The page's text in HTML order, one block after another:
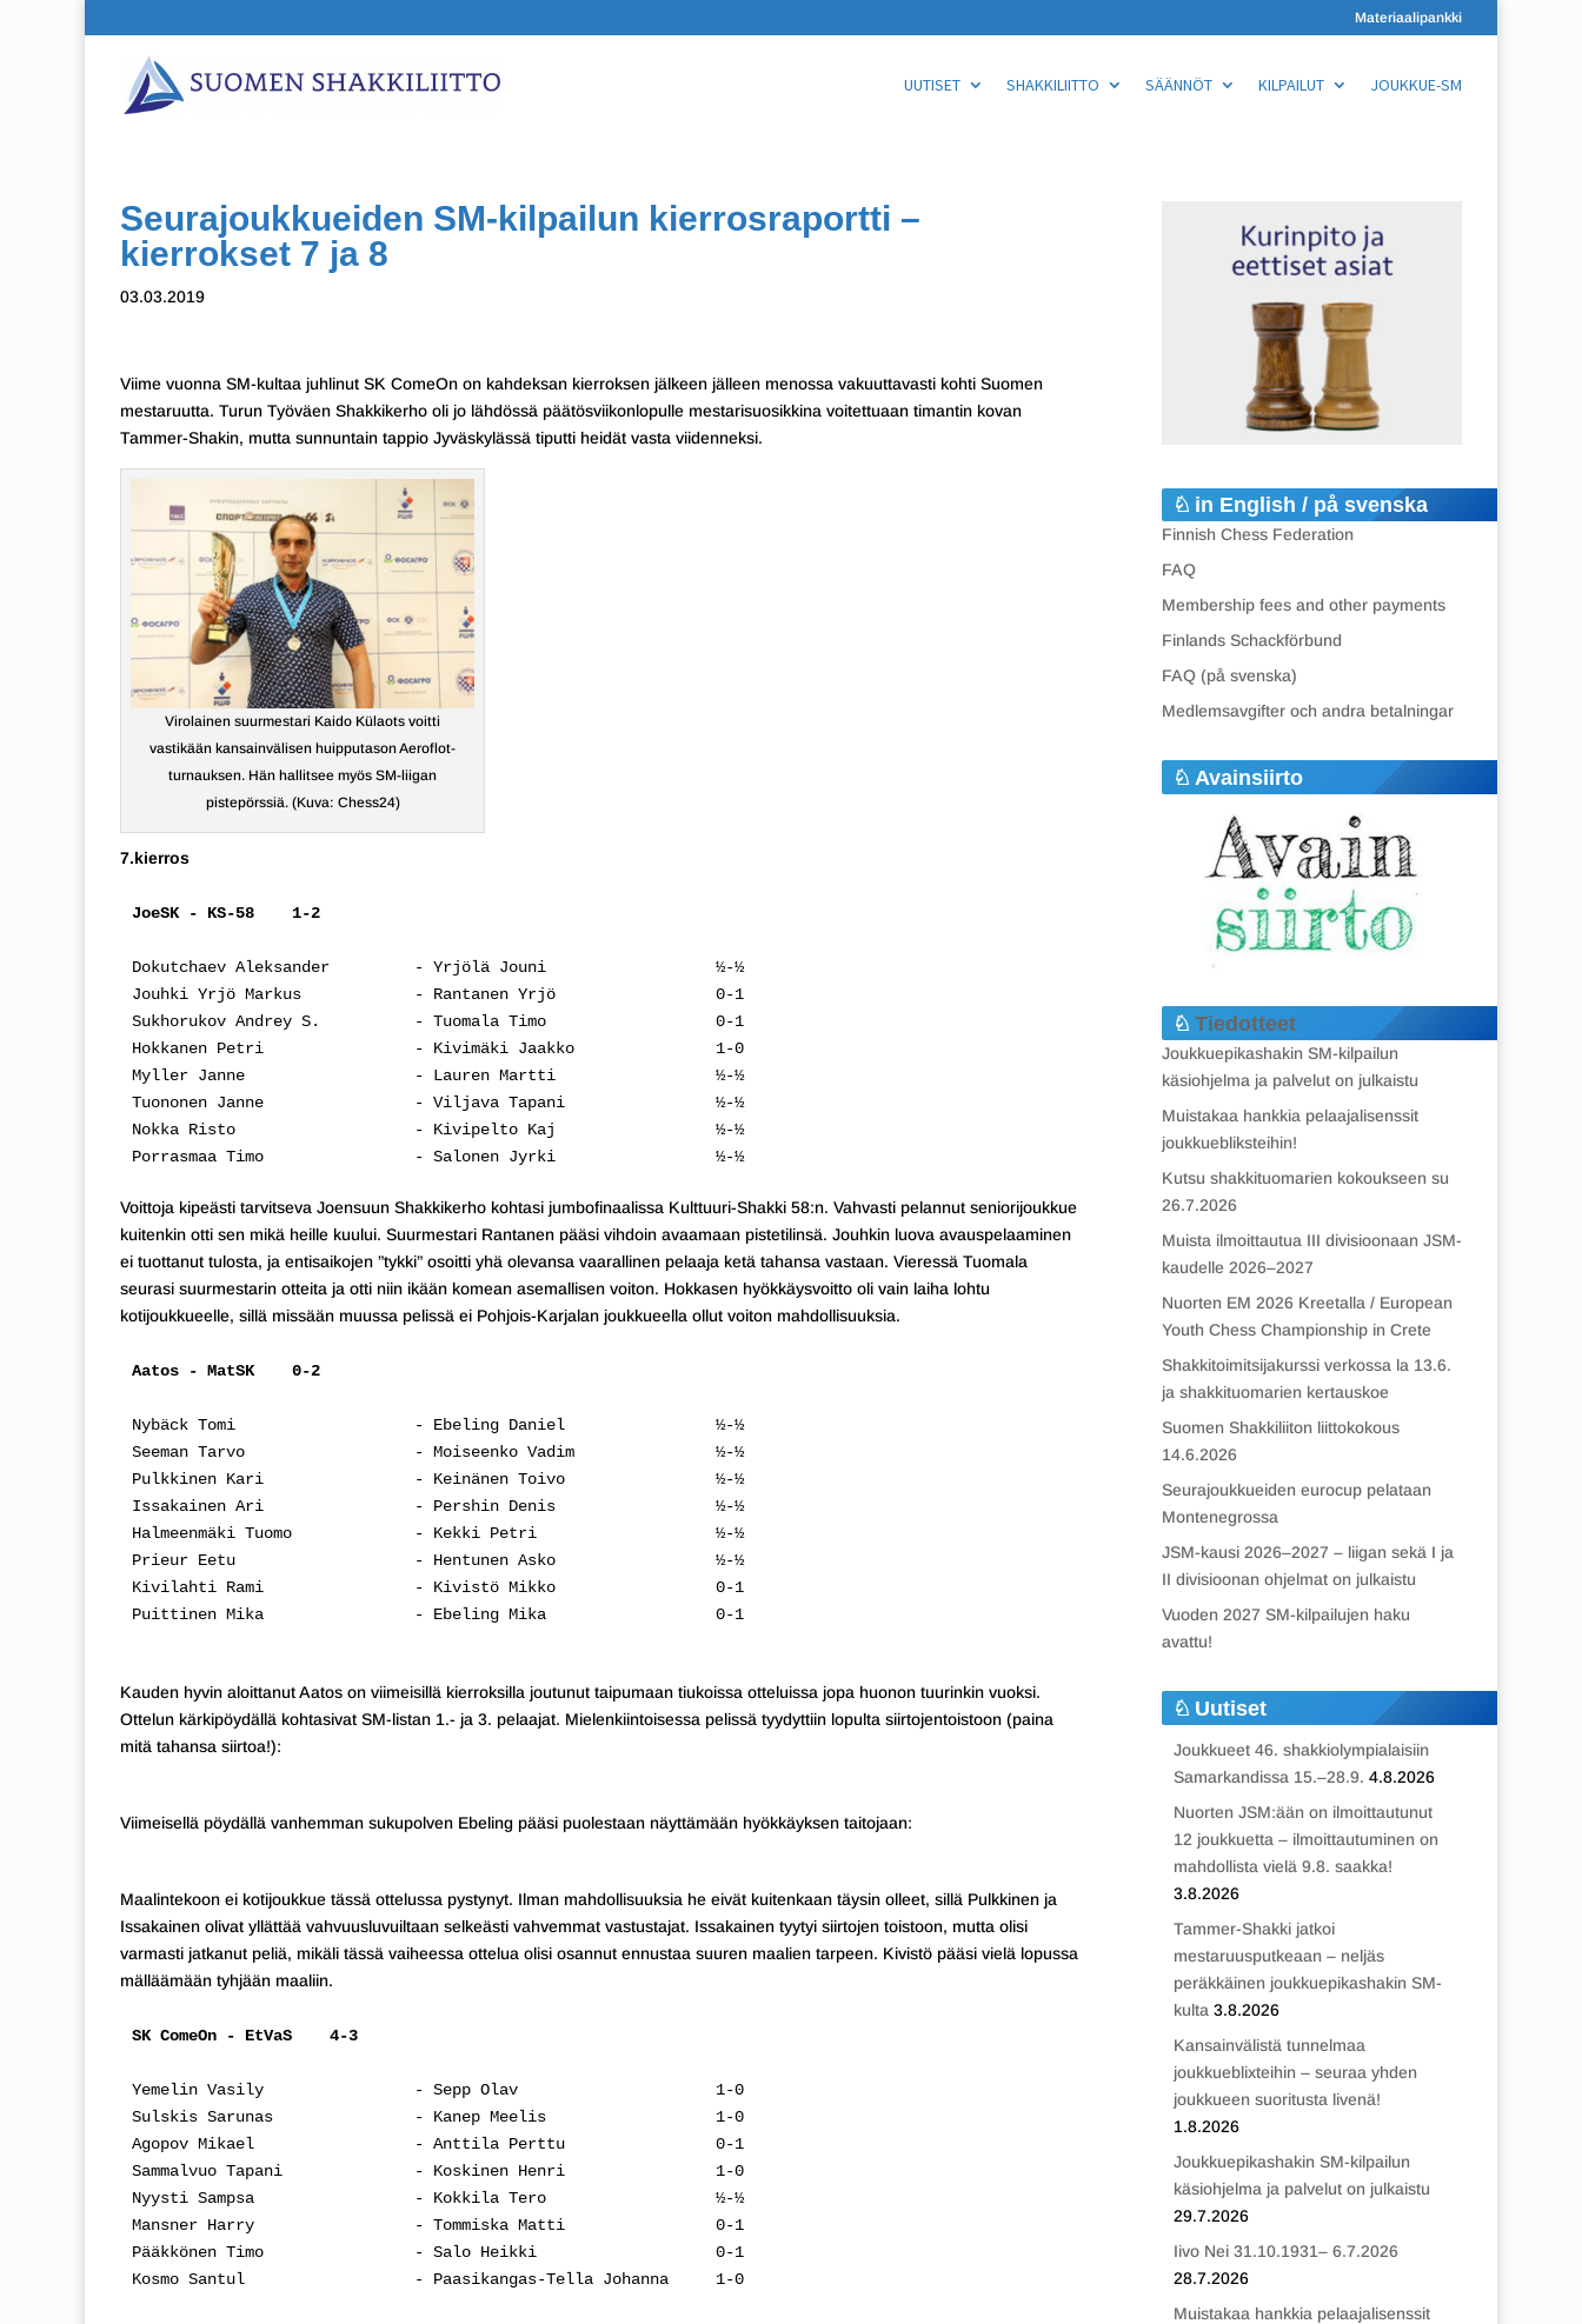
Materiaalipankki
UUTISET SHAKKILIITTO SÄÄNNÖT KILPAILUT JOUKKUE-SM
Seurajoukkueiden SM-kilpailun kierrosraportti –
kierrokset 7 ja 8
03.03.2019
Viime vuonna SM-kultaa juhlinut SK ComeOn on kahdeksan kierroksen jälkeen jälleen menossa vakuuttavasti kohti Suomen
mestaruutta. Turun Työväen Shakkikerho oli jo lähdössä päätösviikonlopulle mestarisuosikkina voitettuaan timantin kovan
Tammer-Shakin, mutta sunnuntain tappio Jyväskylässä tiputti heidät vasta viidenneksi.
Virolainen suurmestari Kaido Külaots voitti
vastikään kansainvälisen huipputason Aeroflot-
turnauksen. Hän hallitsee myös SM-liigan
pistepörssiä. (Kuva: Chess24)
7.kierros
JoeSK - KS-58    1-2
Dokutchaev Aleksander         - Yrjölä Jouni                  ½-½
Jouhki Yrjö Markus            - Rantanen Yrjö                 0-1
Sukhorukov Andrey S.          - Tuomala Timo                  0-1
Hokkanen Petri                - Kivimäki Jaakko               1-0
Myller Janne                  - Lauren Martti                 ½-½
Tuononen Janne                - Viljava Tapani                ½-½
Nokka Risto                   - Kivipelto Kaj                 ½-½
Porrasmaa Timo                - Salonen Jyrki                 ½-½
Voittoja kipeästi tarvitseva Joensuun Shakkikerho kohtasi jumbofinaalissa Kulttuuri-Shakki 58:n. Vahvasti pelannut seniorijoukkue
kuitenkin otti sen mikä heille kuului. Suurmestari Rantanen pääsi vihdoin avaamaan pistetilinsä. Jouhkin luova avauspelaaminen
ei tuottanut tulosta, ja entisaikojen ”tykki” osoitti yhä olevansa vaarallinen pelaaja ketä tahansa vastaan. Vieressä Tuomala
seurasi suurmestarin otteita ja otti niin ikään komean asemallisen voiton. Hokkasen hyökkäysvoitto oli vain laiha lohtu
kotijoukkueelle, sillä missään muussa pelissä ei Pohjois-Karjalan joukkueella ollut voiton mahdollisuuksia.
Aatos - MatSK    0-2
Nybäck Tomi                   - Ebeling Daniel                ½-½
Seeman Tarvo                  - Moiseenko Vadim               ½-½
Pulkkinen Kari                - Keinänen Toivo                ½-½
Issakainen Ari                - Pershin Denis                 ½-½
Halmeenmäki Tuomo             - Kekki Petri                   ½-½
Prieur Eetu                   - Hentunen Asko                 ½-½
Kivilahti Rami                - Kivistö Mikko                 0-1
Puittinen Mika                - Ebeling Mika                  0-1
Kauden hyvin aloittanut Aatos on viimeisillä kierroksilla joutunut taipumaan tiukoissa otteluissa jopa huonon tuurinkin vuoksi.
Ottelun kärkipöydällä kohtasivat SM-listan 1.- ja 3. pelaajat. Mielenkiintoisessa pelissä tyydyttiin lopulta siirtojentoistoon (paina
mitä tahansa siirtoa!):
Viimeisellä pöydällä vanhemman sukupolven Ebeling pääsi puolestaan näyttämään hyökkäyksen taitojaan:
Maalintekoon ei kotijoukkue tässä ottelussa pystynyt. Ilman mahdollisuuksia he eivät kuitenkaan täysin olleet, sillä Pulkkinen ja
Issakainen olivat yllättää vahvuusluvuiltaan selkeästi vahvemmat vastustajat. Issakainen tyytyi siirtojen toistoon, mutta olisi
varmasti jatkanut peliä, mikäli tässä vaiheessa ottelua olisi osannut ennustaa suuren maalien tarpeen. Kivistö pääsi vielä lopussa
mälläämään tyhjään maaliin.
SK ComeOn - EtVaS    4-3
Yemelin Vasily                - Sepp Olav                     1-0
Sulskis Sarunas               - Kanep Meelis                  1-0
Agopov Mikael                 - Anttila Perttu                0-1
Sammalvuo Tapani              - Koskinen Henri                1-0
Nyysti Sampsa                 - Kokkila Tero                  ½-½
Mansner Harry                 - Tommiska Matti                0-1
Pääkkönen Timo                - Salo Heikki                   0-1
Kosmo Santul                  - Paasikangas-Tella Johanna     1-0
in English / på svenska
Finnish Chess Federation
FAQ
Membership fees and other payments
Finlands Schackförbund
FAQ (på svenska)
Medlemsavgifter och andra betalningar
Avainsiirto
Tiedotteet
Joukkuepikashakin SM-kilpailun
käsiohjelma ja palvelut on julkaistu
Muistakaa hankkia pelaajalisenssit
joukkuebliksteihin!
Kutsu shakkituomarien kokoukseen su
26.7.2026
Muista ilmoittautua III divisioonaan JSM-
kaudelle 2026–2027
Nuorten EM 2026 Kreetalla / European
Youth Chess Championship in Crete
Shakkitoimitsijakurssi verkossa la 13.6.
ja shakkituomarien kertauskoe
Suomen Shakkiliiton liittokokous
14.6.2026
Seurajoukkueiden eurocup pelataan
Montenegrossa
JSM-kausi 2026–2027 – liigan sekä I ja
II divisioonan ohjelmat on julkaistu
Vuoden 2027 SM-kilpailujen haku
avattu!
Uutiset
Joukkueet 46. shakkiolympialaisiin
Samarkandissa 15.–28.9. 4.8.2026
Nuorten JSM:ään on ilmoittautunut
12 joukkuetta – ilmoittautuminen on
mahdollista vielä 9.8. saakka!
3.8.2026
Tammer-Shakki jatkoi
mestaruusputkeaan – neljäs
peräkkäinen joukkuepikashakin SM-
kulta 3.8.2026
Kansainvälistä tunnelmaa
joukkueblixteihin – seuraa yhden
joukkueen suoritusta livenä!
1.8.2026
Joukkuepikashakin SM-kilpailun
käsiohjelma ja palvelut on julkaistu
29.7.2026
Iivo Nei 31.10.1931– 6.7.2026
28.7.2026
Muistakaa hankkia pelaajalisenssit